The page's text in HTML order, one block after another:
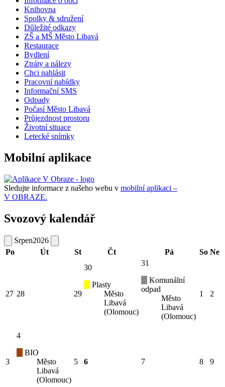
Knihovna
Spolky & sdružení
Důležité odkazy
ZŠ a MŠ Město Libavá
Restaurace
Bydlení
Ztráty a nálezy
Chci nahlásit
Pracovní nabídky
Informační SMS
Odpady
Počasí Město Libavá
Průjezdnost prostoru
Životní situace
Letecké snímky
Mobilní aplikace
Sledujte informace z našeho webu v mobilní aplikaci –
V OBRAZE.
Svozový kalendář
Srpen2026
Po
Út St Čt Pá So Ne
27 28 29
30
Plasty
Město
Libavá
(Olomouc)
31
Komunální
odpad
Město
Libavá
(Olomouc)
1 2
3
4
BIO
Město
Libavá
(Olomouc)
5 6 7 8 9